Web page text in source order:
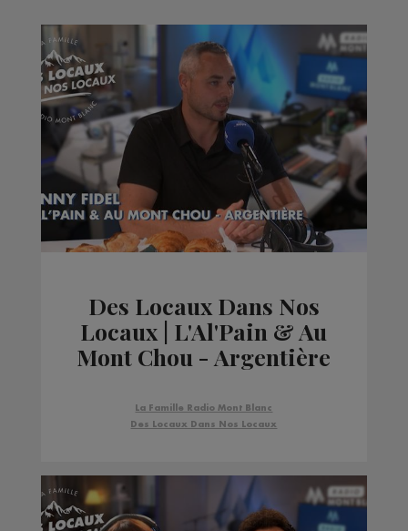
Des Locaux Dans Nos
Locaux | L'Al'Pain & Au
Mont Chou - Argentière
La Famille Radio Mont Blanc
Des Locaux Dans Nos Locaux